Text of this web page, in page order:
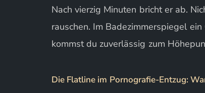
Nach vierzig Minuten bricht er ab.
rauschen. Im Badezimmerspiegel
kommst du zuverlässig zum
Die Flatline im Pornografie-Entzug: